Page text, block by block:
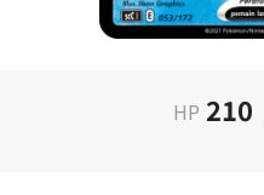
HP 210